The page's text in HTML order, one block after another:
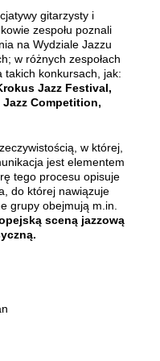
gitarzysty i
zespołu poznali
na Wydziale Jazzu
w różnych zespołach
takich konkursach, jak:
Jazz Festival,
Jazz Competition,
w której,
jest elementem
tego procesu opisuje
do której nawiązuje
grupy obejmują m.in.
sceną jazzową